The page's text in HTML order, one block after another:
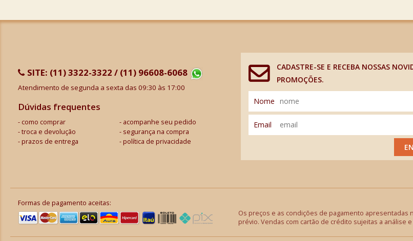
SITE: (11) 3322-3322 / (11) 96608-6068
Atendimento de segunda a sexta das 09:30 às 17:00
Dúvidas frequentes
como comprar
acompanhe seu pedido
troca e devolução
segurança na compra
prazos de entrega
política de privacidade
CADASTRE-SE E RECEBA NOSSAS
PROMOÇÕES.
Nome
Email
Formas de pagamento aceitas:
Os preços e as condições de pagamento apresentadas
prévio. Vendas com cartão de crédito sujeitas a análise